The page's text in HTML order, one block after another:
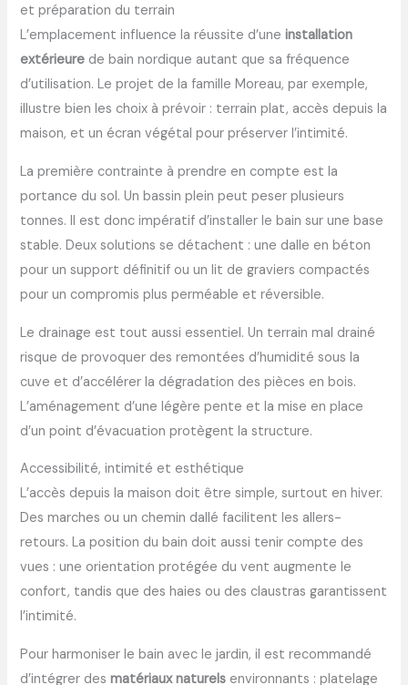
et préparation du terrain
L’emplacement influence la réussite d’uneinstallation
extérieure de bain nordique autant que sa fréquence
d’utilisation. Le projet de la famille Moreau, par exemple,
illustre bien les choix à prévoir : terrain plat, accès depuis la
maison, et un écran végétal pour préserver l’intimité.
La première contrainte à prendre en compte est la
portance du sol. Un bassin plein peut peser plusieurs
tonnes. Il est donc impératif d’installer le bain sur une base
stable. Deux solutions se détachent : une dalle en béton
pour un support définitif ou un lit de graviers compactés
pour un compromis plus perméable et réversible.
Le drainage est tout aussi essentiel. Un terrain mal drainé
risque de provoquer des remontées d’humidité sous la
cuve et d’accélérer la dégradation des pièces en bois.
L’aménagement d’une légère pente et la mise en place
d’un point d’évacuation protègent la structure.
Accessibilité, intimité et esthétique
L’accès depuis la maison doit être simple, surtout en hiver.
Des marches ou un chemin dallé facilitent les allers-
retours. La position du bain doit aussi tenir compte des
vues : une orientation protégée du vent augmente le
confort, tandis que des haies ou des claustras garantissent
l’intimité.
Pour harmoniser le bain avec le jardin, il est recommandé
d’intégrer desmatériaux naturels environnants : platelage